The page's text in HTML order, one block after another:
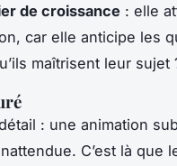
de croissance : elle
car elle anticipe les
maîtrisent leur sujet
: une animation
C’est là que